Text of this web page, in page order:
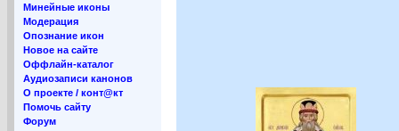
Минейные иконы
Модерация
Опознание икон
Новое на сайте
Оффлайн-каталог
Аудиозаписи канонов
О проекте / конт@кт
Помочь сайту
Форум